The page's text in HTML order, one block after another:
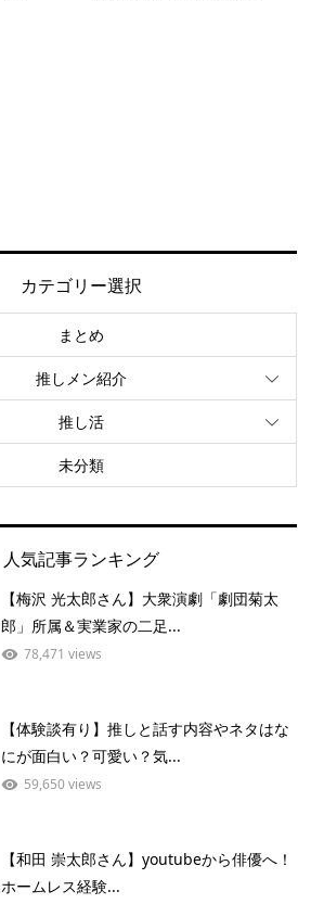
カテゴリー選択
まとめ
推しメン紹介
推し活
未分類
人気記事ランキング
【梅沢 光太郎さん】大衆演劇「劇団菊太
郎」所属＆実業家の二足...
78,471 views
【体験談有り】推しと話す内容やネタはな
にが面白い？可愛い？気...
59,650 views
【和田 崇太郎さん】youtubeから俳優へ！
ホームレス経験...